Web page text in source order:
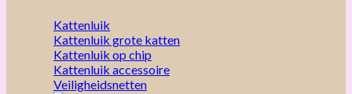
Kattenluik
Kattenluik grote katten
Kattenluik op chip
Kattenluik accessoire
Veiligheidsnetten